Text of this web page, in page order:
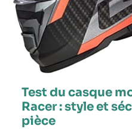
Test du casque
Racer : style et
pièce